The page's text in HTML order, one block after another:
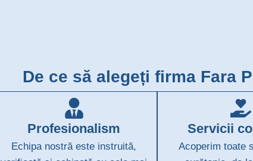
De ce să alegeți firma Fara
Profesionalism
Echipa nostră este instruită,
Servicii
Acoperim toate